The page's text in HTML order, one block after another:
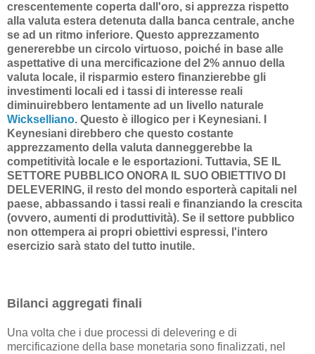
crescentemente coperta dall'oro, si apprezza rispetto
alla valuta estera detenuta dalla banca centrale, anche
se ad un ritmo inferiore. Questo apprezzamento
genererebbe un circolo virtuoso, poiché in base alle
aspettative di una mercificazione del 2% annuo della
valuta locale, il risparmio estero finanzierebbe gli
investimenti locali ed i tassi di interesse reali
diminuirebbero lentamente ad un livello naturale
Wickselliano. Questo è illogico per i Keynesiani. I
Keynesiani direbbero che questo costante
apprezzamento della valuta danneggerebbe la
competitività locale e le esportazioni. Tuttavia, SE IL
SETTORE PUBBLICO ONORA IL SUO OBIETTIVO DI
DELEVERING, il resto del mondo esporterà capitali nel
paese, abbassando i tassi reali e finanziando la crescita
(ovvero, aumenti di produttività). Se il settore pubblico
non ottempera ai propri obiettivi espressi, l'intero
esercizio sarà stato del tutto inutile.
Bilanci aggregati finali
Una volta che i due processi di delevering e di
mercificazione della base monetaria sono finalizzati, nel